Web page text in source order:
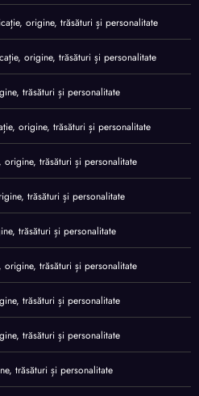
origine, trăsături și personalitate
origine, trăsături și personalitate
trăsături și personalitate
origine, trăsături și personalitate
origine, trăsături și personalitate
trăsături și personalitate
trăsături și personalitate
origine, trăsături și personalitate
trăsături și personalitate
trăsături și personalitate
trăsături și personalitate